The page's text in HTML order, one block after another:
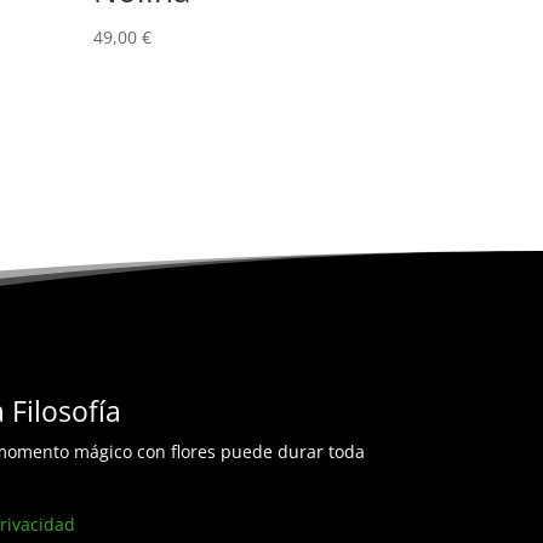
49,00 €
Filosofía
mágico con flores puede durar toda